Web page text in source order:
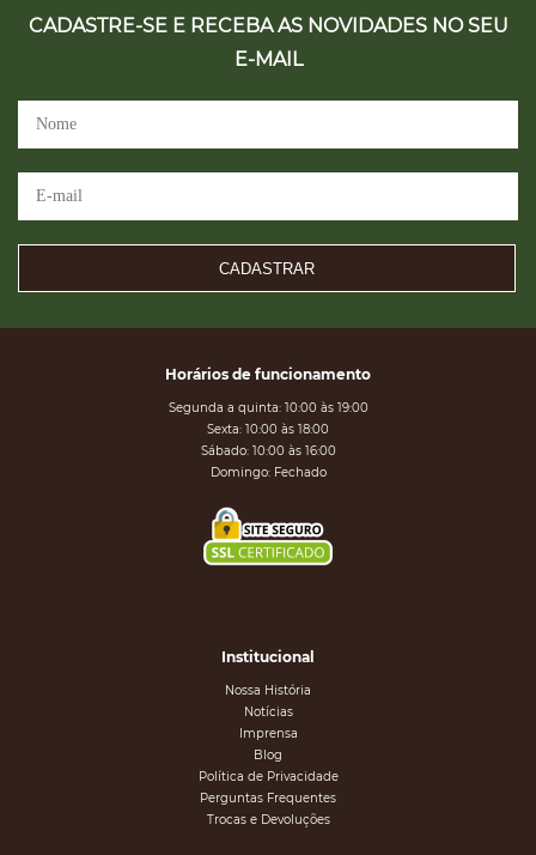
CADASTRE-SE E RECEBA AS NOVIDADES NO SEU
E-MAIL
CADASTRAR
Horários de funcionamento
Segunda a quinta: 10:00 às 19:00
Sexta: 10:00 às 18:00
Sábado: 10:00 às 16:00
Domingo: Fechado
Institucional
Nossa História
Notícias
Imprensa
Blog
Política de Privacidade
Perguntas Frequentes
Trocas e Devoluções